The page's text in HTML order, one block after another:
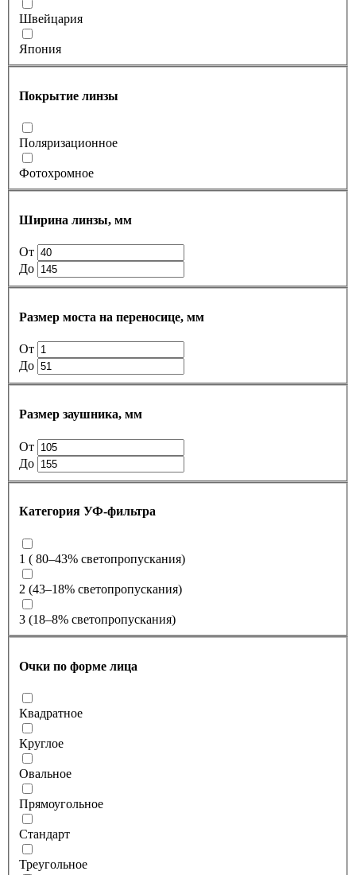
Швейцария
Япония
Покрытие линзы
Поляризационное
Фотохромное
Ширина линзы, мм
От
До
Размер моста на переносице, мм
От
До
Размер заушника, мм
От
До
Категория УФ-фильтра
1 ( 80–43% светопропускания)
2 (43–18% светопропускания)
3 (18–8% светопропускания)
Очки по форме лица
Квадратное
Круглое
Овальное
Прямоугольное
Стандарт
Треугольное